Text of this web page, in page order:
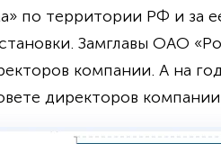
по территории РФ и за
Замглавы ОАО
компании. А на
директоров